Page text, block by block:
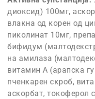
диоксид) 100мг,
влакна од корен од
пиколинат 10мг,
бифидум
на амилаза
витамин А (арапска
пченкарен скроб,
аскорбат, токоферол